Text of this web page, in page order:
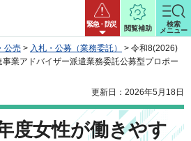
緊急・防災
閲覧補助
検索
メニュー
公売 > 入札・公募（業務委託）
> 令和8(2026)
業アドバイザー派遣業務委託公募型プロポー
更新日：2026年5月18日
度女性が働きやす